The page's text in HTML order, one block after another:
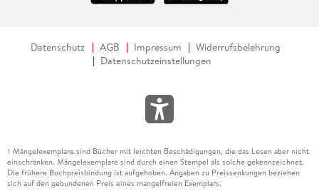
Datenschutz AGB Impressum
Widerrufsbelehrung
Datenschutzeinstellungen
1 Mängelexemplare sind Bücher mit leichten Beschädigungen, die das Lesen aber nicht
einschränken. Mängelexemplare sind durch einen Stempel als solche gekennzeichnet.
Die frühere Buchpreisbindung ist aufgehoben. Angaben zu Preissenkungen beziehen
sich auf den gebundenen Preis eines mangelfreien Exemplars.